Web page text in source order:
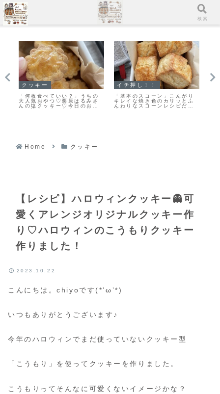
クッキー
「何枚食べていい？」うちの
大人気おやつ♡栗原はるみさ
んの塩クッキー♡今日のおや
つは塩クッキーだよ！
イチ押し！！
「基本のスコーン」こんがり
キレイな焼き色のカリッとふ
んわりなスコーンレシピだ
よ！
Home クッキー
【レシピ】ハロウィンクッキー👻可
愛くアレンジオリジナルクッキー作
り♡ハロウィンのこうもりクッキー
作りました！
2023.10.22
こんにちは。chiyoです(*’ω’*)
いつもありがとうございます♪
今年のハロウィンでまだ使っていないクッキー型
「こうもり」を使ってクッキーを作りました。
こうもりってそんなに可愛くないイメージかな？
メニュー 検索